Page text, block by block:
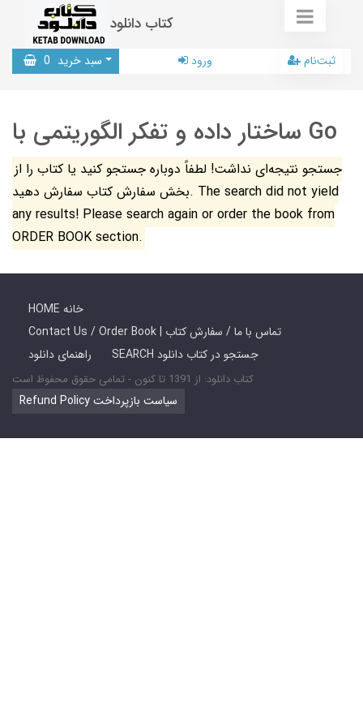
کتاب دانلود
سبد خرید 0 ورود ثبت‌نام
ساختار داده و تفکر الگوریتمی با Go
جستجو نتیجه‌ای نداشت! لطفاً دوباره جستجو کنید یا کتاب را از
بخش سفارش کتاب سفارش دهید. The search did not yield
any results! Please search again or order the book from
ORDER BOOK section.
HOME خانه
Contact Us / Order Book | تماس با ما / سفارش کتاب
راهنمای دانلود
SEARCH جستجو در کتاب دانلود
کتاب دانلود: از 1391 تا کنون - تمامی حقوق محفوظ است
Refund Policy سیاست بازپرداخت